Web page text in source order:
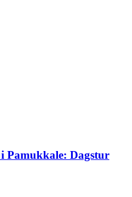
Pamukkale: Dagstur